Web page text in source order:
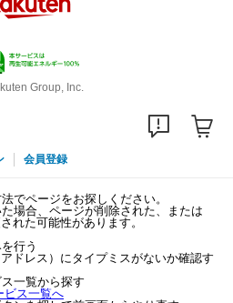
Group, Inc.
会員登録
でページをお探しください。
場合、ページが削除された、または
れた可能性があります。
行う
ドレス）にタイプミスがないか確認す
一覧から探す
ビス一覧へ